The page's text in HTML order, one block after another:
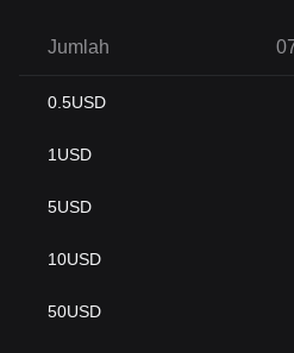
Jumlah
0.5USD
1 USD
5USD
10USD
50USD